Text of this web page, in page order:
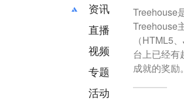
资讯
推荐
财经
项目推荐
安徽
直播
视频
专题
活动
Treehouse
Treehouse
（HTML5
台上已经有
成就的奖励。